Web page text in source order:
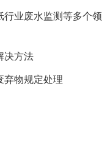
业废水监测等多个领
决方法
弃物规定处理